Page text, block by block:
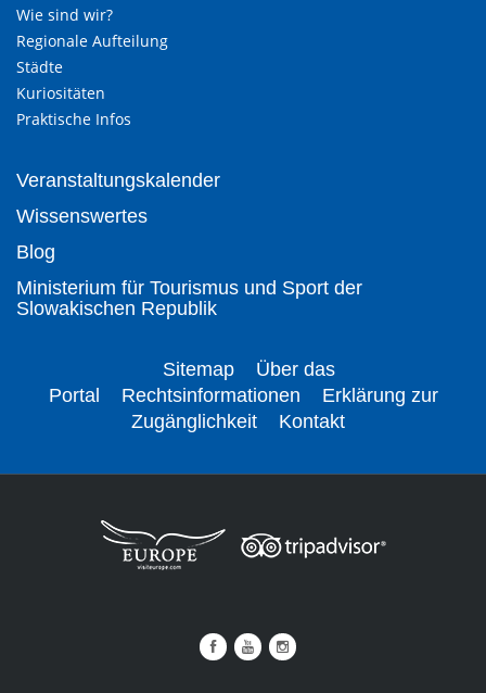
Wie sind wir?
Regionale Aufteilung
Städte
Kuriositäten
Praktische Infos
Veranstaltungskalender
Wissenswertes
Blog
Ministerium für Tourismus und Sport der
Slowakischen Republik
Sitemap
Über das
Portal
Rechtsinformationen
Erklärung zur
Zugänglichkeit
Kontakt